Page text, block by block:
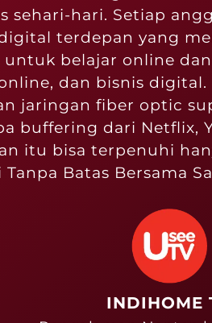
hari. Setiap
terdepan yang
belajar online
dan bisnis
jaringan fiber optic
buffering dari Netflix,
itu bisa terpenuhi
Batas Bersama
INDIHOME